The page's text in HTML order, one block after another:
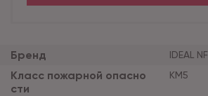
Бренд IDEAL NF
Класс пожарной опасно
сти
КМ5